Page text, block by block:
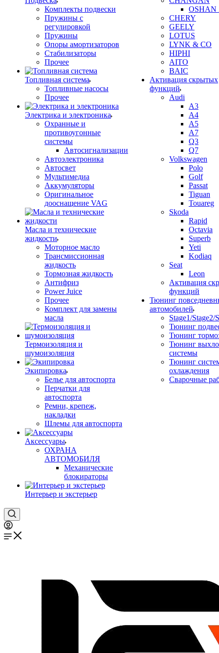
Комплекты подвески
Пружины с
регулировкой
Пружины
Опоры амортизаторов
Стабилизаторы
Прочее
Топливная система
Топливные насосы
Прочее
Электрика и электроника
Охранные и
противоугонные
системы
Автосигнализации
Автоэлектроника
Автосвет
Мультимедиа
Аккумуляторы
Оригинальное
дооснащение VAG
Масла и технические
жидкости
Моторное масло
Трансмиссионная
жидкость
Тормозная жидкость
Антифриз
Power Juice
Прочее
Комплект для замены
масла
Термоизоляция и
шумоизоляция
Экипировка
Белье для автоспорта
Перчатки для
автоспорта
Ремни, крепеж,
накладки
Шлемы для автоспорта
Аксессуары
ОХРАНА
АВТОМОБИЛЯ
Механические
блокираторы
Интерьер и экстерьер
OSHAN
CHERY
GEELY
LOTUS
LYNK & CO
HIPHI
AITO
BAIC
Активация скрытых
функций
Audi
A3
A4
A5
A7
Q3
Q7
Volkswagen
Polo
Golf
Passat
Tiguan
Touareg
Skoda
Rapid
Octavia
Superb
Yeti
Kodiaq
Seat
Leon
Активация
функций
Тюнинг
автомобилей
Stage1/Stage2/
Тюнинг
Тюнинг
Тюнинг
системы
Тюнинг
охлаждения
Сварочные